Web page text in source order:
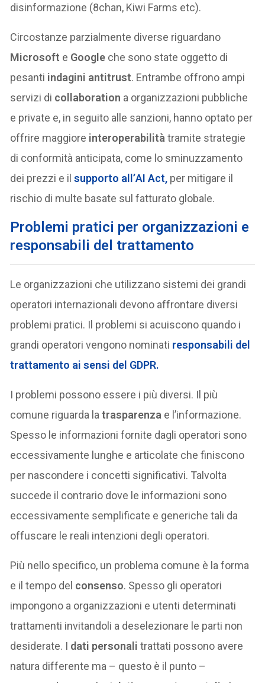
disinformazione (8chan, Kiwi Farms etc).
Circostanze parzialmente diverse riguardano
Microsoft e Google che sono state oggetto di
pesanti indagini antitrust. Entrambe offrono ampi
servizi di collaboration a organizzazioni pubbliche
e private e, in seguito alle sanzioni, hanno optato per
offrire maggiore interoperabilità tramite strategie
di conformità anticipata, come lo sminuzzamento
dei prezzi e ilsupporto all’AI Act, per mitigare il
rischio di multe basate sul fatturato globale.
Problemi pratici per organizzazioni e
responsabili del trattamento
Le organizzazioni che utilizzano sistemi dei grandi
operatori internazionali devono affrontare diversi
problemi pratici. Il problemi si acuiscono quando i
grandi operatori vengono nominati responsabili del
trattamento ai sensi del GDPR.
I problemi possono essere i più diversi. Il più
comune riguarda latrasparenza e l’informazione.
Spesso le informazioni fornite dagli operatori sono
eccessivamente lunghe e articolate che finiscono
per nascondere i concetti significativi. Talvolta
succede il contrario dove le informazioni sono
eccessivamente semplificate e generiche tali da
offuscare le reali intenzioni degli operatori.
Più nello specifico, un problema comune è la forma
e il tempo del consenso. Spesso gli operatori
impongono a organizzazioni e utenti determinati
trattamenti invitandoli a deselezionare le parti non
desiderate. I dati personali trattati possono avere
natura differente ma – questo è il punto –